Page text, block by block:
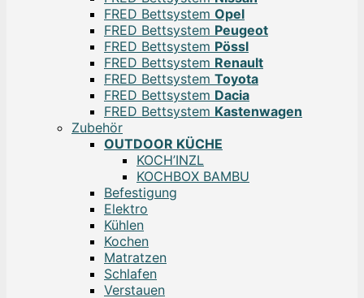
FRED Bettsystem Opel
FRED Bettsystem Peugeot
FRED Bettsystem Pössl
FRED Bettsystem Renault
FRED Bettsystem Toyota
FRED Bettsystem Dacia
FRED Bettsystem Kastenwagen
Zubehör
OUTDOOR KÜCHE
KOCH’INZL
KOCHBOX BAMBU
Befestigung
Elektro
Kühlen
Kochen
Matratzen
Schlafen
Verstauen